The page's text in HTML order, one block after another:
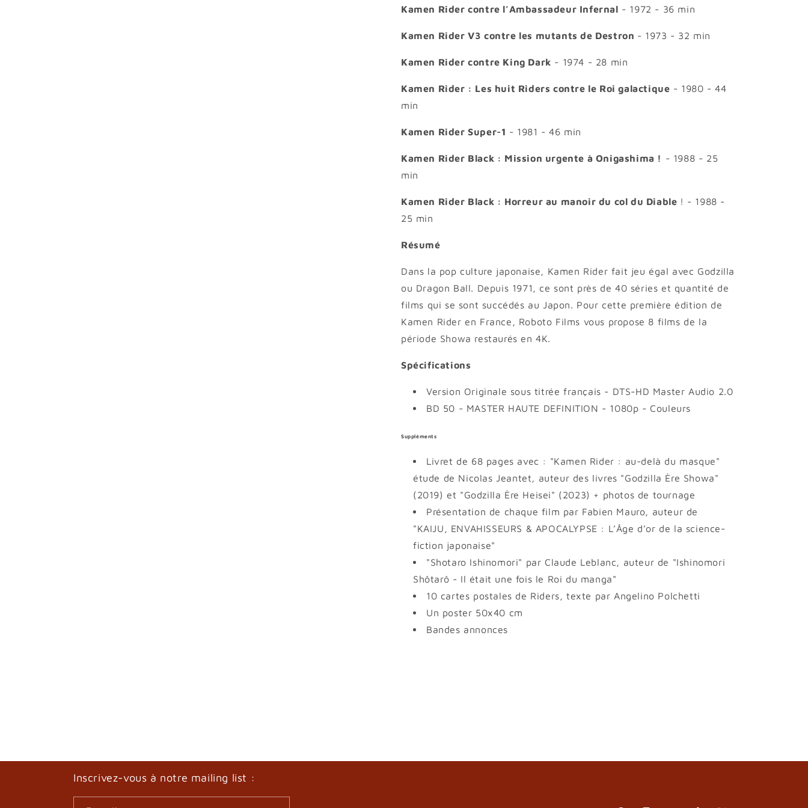
Kamen Rider contre l’Ambassadeur Infernal - 1972 - 36 min
Kamen Rider V3 contre les mutants de Destron - 1973 - 32 min
Kamen Rider contre King Dark - 1974 - 28 min
Kamen Rider : Les huit Riders contre le Roi galactique - 1980 - 44
min
Kamen Rider Super-1 - 1981 - 46 min
Kamen Rider Black : Mission urgente à Onigashima ! - 1988 - 25
min
Kamen Rider Black : Horreur au manoir du col du Diable ! - 1988 -
25 min
Résumé
Dans la pop culture japonaise, Kamen Rider fait jeu égal avec Godzilla
ou Dragon Ball. Depuis 1971, ce sont près de 40 séries et quantité de
films qui se sont succédés au Japon. Pour cette première édition de
Kamen Rider en France, Roboto Films vous propose 8 films de la
période Showa restaurés en 4K.
Spécifications
Version Originale sous titrée français - DTS-HD Master Audio 2.0
BD 50 - MASTER HAUTE DEFINITION - 1080p - Couleurs
Suppléments
Livret de 68 pages avec : "Kamen Rider : au-delà du masque"
étude de Nicolas Jeantet, auteur des livres "Godzilla Ère Showa"
(2019) et "Godzilla Ère Heisei" (2023) + photos de tournage
Présentation de chaque film par Fabien Mauro, auteur de
"KAIJU, ENVAHISSEURS & APOCALYPSE : L’Âge d’or de la science-
fiction japonaise"
"Shotaro Ishinomori" par Claude Leblanc, auteur de "Ishinomori
Shôtarô - Il était une fois le Roi du manga"
10 cartes postales de Riders, texte par Angelino Polchetti
Un poster 50x40 cm
Bandes annonces
Inscrivez-vous à notre mailing list :